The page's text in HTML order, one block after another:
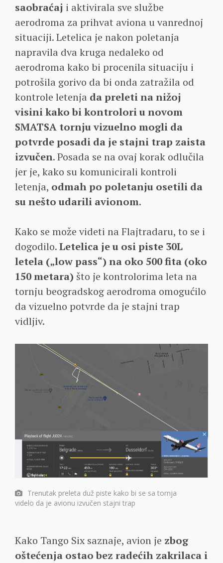
saobraćaj i aktivirala sve službe
aerodroma za prihvat aviona u vanrednoj
situaciji. Letelica je nakon poletanja
napravila dva kruga nedaleko od
aerodroma kako bi procenila situaciju i
potrošila gorivo da bi onda zatražila od
kontrole letenja da preleti na nižoj
visini kako bi kontrolori u novom
SMATSA tornju vizuelno mogli da
potvrde posadi da je stajni trap zaista
izvučen. Posada se na ovaj korak odlučila
jer je, kako su komunicirali kontroli
letenja, odmah po poletanju osetili da
su nešto udarili avionom.
Kako se može videti na Flajtradaru, to se i
dogodilo.Letelica je u osi piste 30L
letela („low pass“) na oko 500 fita (oko
150 metara) što je kontrolorima leta na
tornju beogradskog aerodroma omogućilo
da vizuelno potvrde da je stajni trap
vidljiv.
Trenutak preleta duž piste kako bi se sa tornja
videlo da je avionu izvučen stajni trap
Kako Tango Six saznaje, avion je zbog
oštećenja ostao bez radećih zakrilaca i